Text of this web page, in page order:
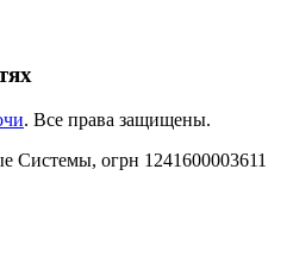
. Все права защищены.
Системы, огрн 1241600003611